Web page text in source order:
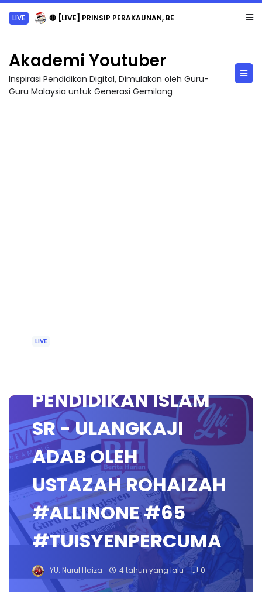
LIVE 🔴 [LIVE] PRINSIP PERAKAUNAN, BEDAH TUNTAS SOALAN 1 TRIAL OLEH CIKGU ...
Akademi Youtuber
Inspirasi Pendidikan Digital, Dimulakan oleh Guru-
Guru Malaysia untuk Generasi Gemilang
LIVE
PENDIDIKAN ISLAM
SR - ULANGKAJI
ADAB OLEH
USTAZAH ROHAIZAH
#ALLINONE #65
#TUISYENPERCUMA
YU. Nurul Haiza 4 tahun yang lalu 0